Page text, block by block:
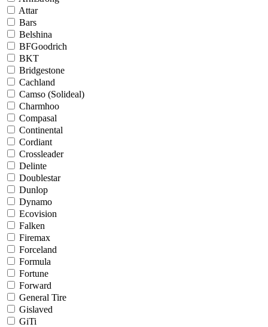
Attar
Bars
Belshina
BFGoodrich
BKT
Bridgestone
Cachland
Camso (Solideal)
Charmhoo
Compasal
Continental
Cordiant
Crossleader
Delinte
Doublestar
Dunlop
Dynamo
Ecovision
Falken
Firemax
Forceland
Formula
Fortune
Forward
General Tire
Gislaved
GiTi